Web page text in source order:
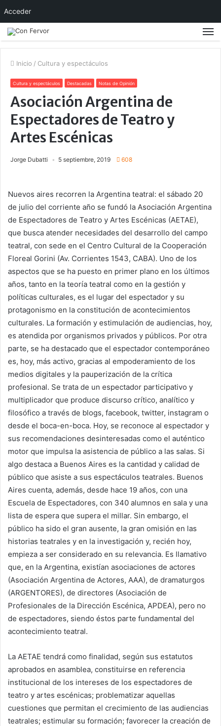
Inicio / Cultura y espectáculos
Cultura y espectáculos Destacadas Notas de Opinión
Asociación Argentina de
Espectadores de Teatro y
Artes Escénicas
Jorge Dubatti 5 septiembre, 2019 608
Nuevos aires recorren la Argentina teatral: el sábado 20
de julio del corriente año se fundó la Asociación Argentina
de Espectadores de Teatro y Artes Escénicas (AETAE),
que busca atender necesidades del desarrollo del campo
teatral, con sede en el Centro Cultural de la Cooperación
Floreal Gorini (Av. Corrientes 1543, CABA). Uno de los
aspectos que se ha puesto en primer plano en los últimos
años, tanto en la teoría teatral como en la gestión y
políticas culturales, es el lugar del espectador y su
protagonismo en la constitución de acontecimientos
culturales. La formación y estimulación de audiencias, hoy,
es atendida por organismos privados y públicos. Por otra
parte, se ha destacado que el espectador contemporáneo
es, hoy, más activo, gracias al empoderamiento de los
medios digitales y la pauperización de la crítica
profesional. Se trata de un espectador participativo y
multiplicador que produce discurso crítico, analítico y
filosófico a través de blogs, facebook, twitter, instagram o
desde el boca-en-boca. Hoy, se reconoce al espectador y
sus recomendaciones desinteresadas como el auténtico
motor que impulsa la asistencia de público a las salas. Si
algo destaca a Buenos Aires es la cantidad y calidad de
público que asiste a sus espectáculos teatrales. Buenos
Aires cuenta, además, desde hace 19 años, con una
Escuela de Espectadores, con 340 alumnos en sala y una
lista de espera que supera el millar. Sin embargo, el
público ha sido el gran ausente, la gran omisión en las
historias teatrales y en la investigación y, recién hoy,
empieza a ser considerado en su relevancia. Es llamativo
que, en la Argentina, existían asociaciones de actores
(Asociación Argentina de Actores, AAA), de dramaturgos
(ARGENTORES), de directores (Asociación de
Profesionales de la Dirección Escénica, APDEA), pero no
de espectadores, siendo éstos parte fundamental del
acontecimiento teatral.
La AETAE tendrá como finalidad, según sus estatutos
aprobados en asamblea, constituirse en referencia
institucional de los intereses de los espectadores de
teatro y artes escénicas; problematizar aquellas
cuestiones que permitan el crecimiento de las audiencias
teatrales; estimular su formación; favorecer la creación de
Acceder